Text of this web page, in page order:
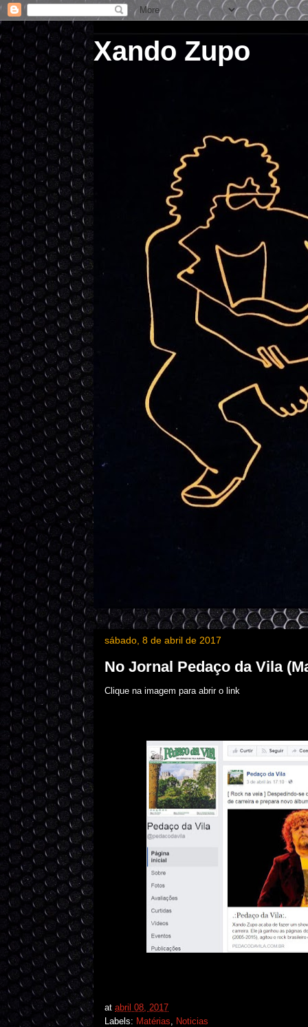
Xando Zupo
sábado, 8 de abril de 2017
No Jornal Pedaço da Vila
Clique na imagem para abrir o link
at abril 08, 2017
Labels: Matérias Noticias